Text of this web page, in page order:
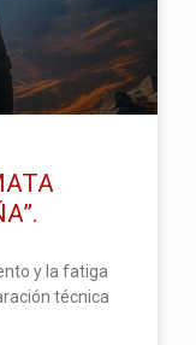
y la fatiga
técnica